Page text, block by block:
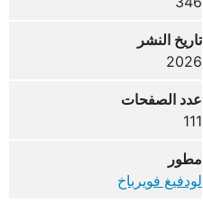
تاريخ النشر
2026
عدد الصفحات
111
مطور
لودفيغ فويرباخ